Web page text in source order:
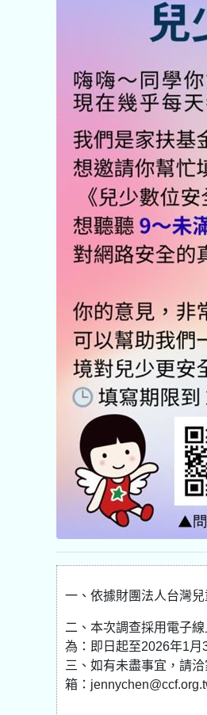
一、依據財團法人台灣
二、本次調查採用電子
為：即日起至2026年1月
三、如有未盡事宜，請
箱：